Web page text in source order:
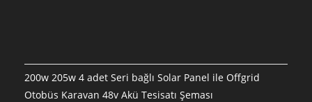
200w 205w 4 adet Seri bağlı Solar Panel ile Offgrid
Otobüs Karavan 48v Akü Tesisatı Şeması